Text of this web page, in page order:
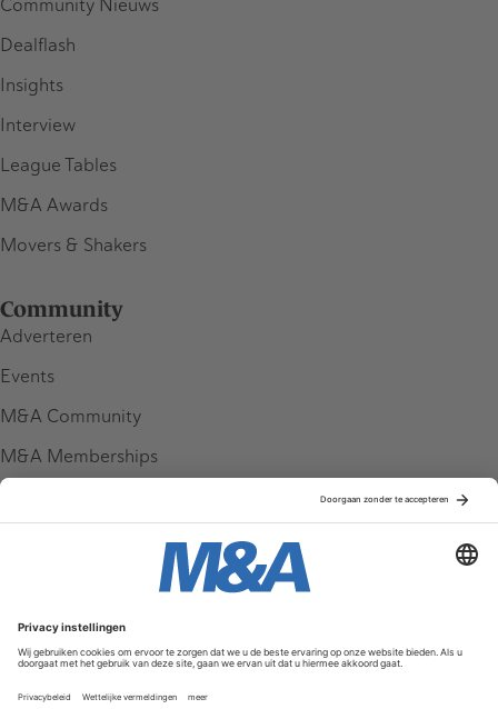
Community Nieuws
Dealflash
Insights
Interview
League Tables
M&A Awards
Movers & Shakers
Community
Adverteren
Events
M&A Community
M&A Memberships
Service & Contact
Contact